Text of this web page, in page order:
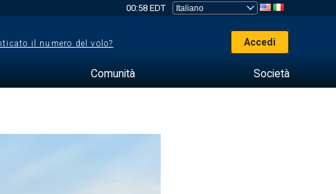
00:58 EDT
il numero del volo? Accedi
Comunità Società